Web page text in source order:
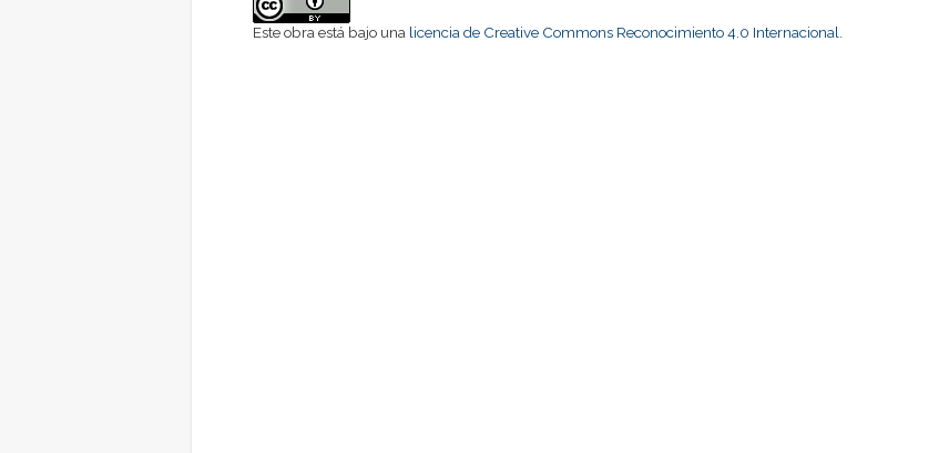
Este obra está bajo una licencia de Creative Commons Reconocimiento 4.0 Internacional